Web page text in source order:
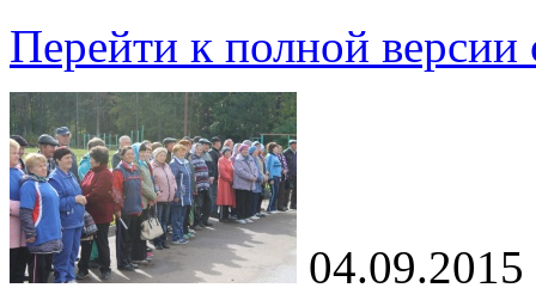
Перейти к полной версии
04.09.2015